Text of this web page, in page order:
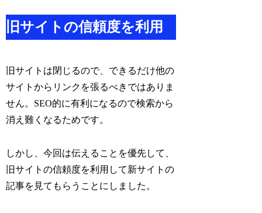
旧サイトの信頼度を利用
旧サイトは閉じるので、できるだけ他の
サイトからリンクを張るべきではありま
せん。SEO的に有利になるので検索から
消え難くなるためです。
しかし、今回は伝えることを優先して、
旧サイトの信頼度を利用して新サイトの
記事を見てもらうことにしました。